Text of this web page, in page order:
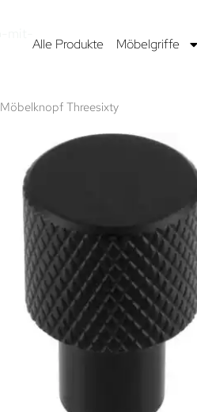
Alle Produkte Möbelgriffe
Möbelknopf Threesixty